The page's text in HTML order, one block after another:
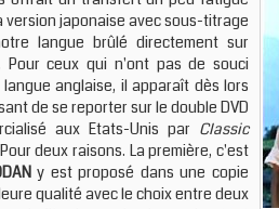
version japonaise avec sous-titrage
langue brûlé directement sur
Pour ceux qui n'ont pas de souci
anglaise, il apparaît dès lors
de se reporter sur le double DVD
aux Etats-Unis par Classic
deux raisons. La première, c'est
y est proposé dans une copie
qualité avec le choix entre deux